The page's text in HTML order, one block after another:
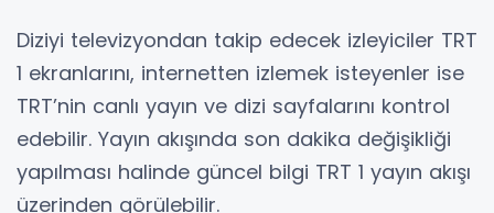
Diziyi televizyondan takip edecek izleyiciler TRT
1 ekranlarını, internetten izlemek isteyenler ise
TRT’nin canlı yayın ve dizi sayfalarını kontrol
edebilir. Yayın akışında son dakika değişikliği
yapılması halinde güncel bilgi TRT 1 yayın akışı
üzerinden görülebilir.